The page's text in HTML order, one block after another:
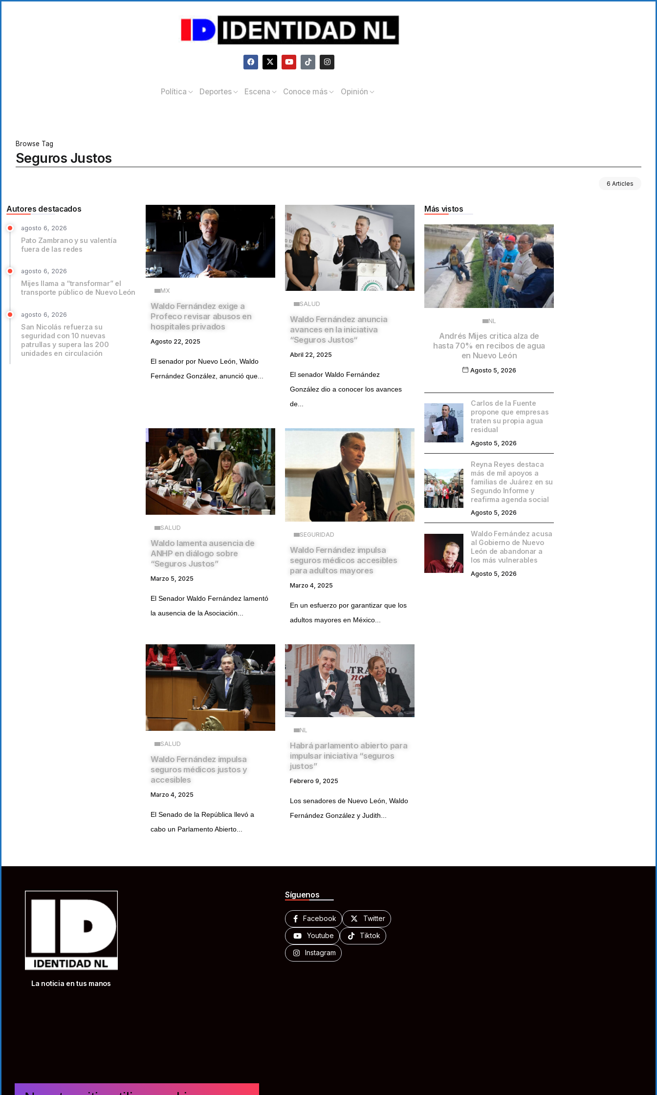
Política Deportes Escena Conoce más Opinión
Browse Tag
Seguros Justos
6 Articles
Autores destacados
agosto 6, 2026
Pato Zambrano y su valentía
fuera de las redes
agosto 6, 2026
Mijes llama a “transformar” el
transporte público de Nuevo León
agosto 6, 2026
San Nicolás refuerza su
seguridad con 10 nuevas
patrullas y supera las 200
unidades en circulación
MX
Waldo Fernández exige a
Profeco revisar abusos en
hospitales privados
Agosto 22, 2025
El senador por Nuevo León, Waldo
Fernández González, anunció que...
SALUD
Waldo Fernández anuncia
avances en la iniciativa
“Seguros Justos“
Abril 22, 2025
El senador Waldo Fernández
González dio a conocer los avances
de...
SALUD
Waldo lamenta ausencia de
ANHP en diálogo sobre
“Seguros Justos”
Marzo 5, 2025
El Senador Waldo Fernández lamentó
la ausencia de la Asociación...
SEGURIDAD
Waldo Fernández impulsa
seguros médicos accesibles
para adultos mayores
Marzo 4, 2025
En un esfuerzo por garantizar que los
adultos mayores en México...
SALUD
Waldo Fernández impulsa
seguros médicos justos y
accesibles
Marzo 4, 2025
El Senado de la República llevó a
cabo un Parlamento Abierto...
NL
Habrá parlamento abierto para
impulsar iniciativa “seguros
justos”
Febrero 9, 2025
Los senadores de Nuevo León, Waldo
Fernández González y Judith...
Más vistos
NL
Andrés Mijes critica alza de
hasta 70% en recibos de agua
en Nuevo León
Agosto 5, 2026
Carlos de la Fuente
propone que empresas
traten su propia agua
residual
Agosto 5, 2026
Reyna Reyes destaca
más de mil apoyos a
familias de Juárez en su
Segundo Informe y
reafirma agenda social
Agosto 5, 2026
Waldo Fernández acusa
al Gobierno de Nuevo
León de abandonar a
los más vulnerables
Agosto 5, 2026
La noticia en tus manos
Síguenos
Facebook Twitter
Youtube Tiktok
Instagram